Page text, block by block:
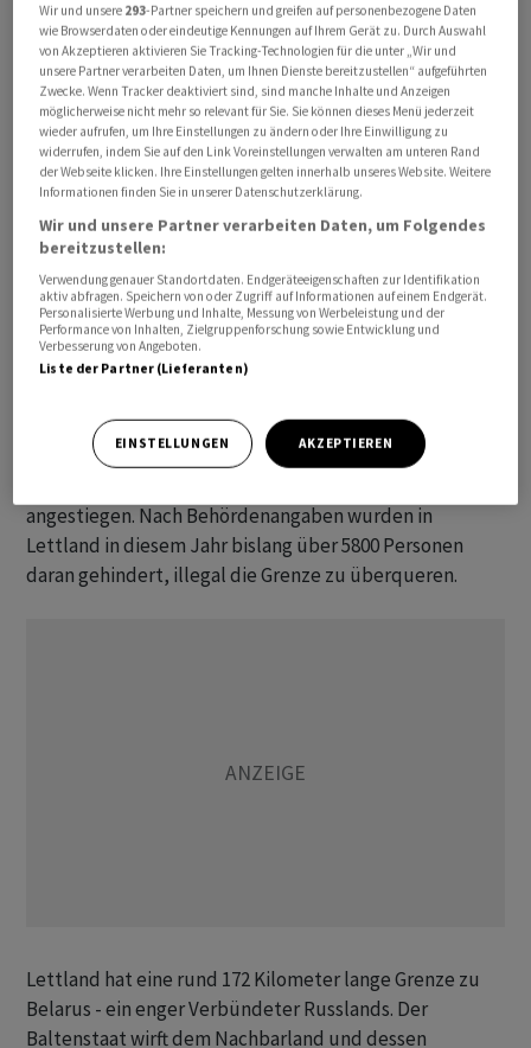
Lettlands Grenzschutz hatte am Dienstag zusätzlich
Einsatzkräfte mobilisiert, um der "rapide zunehmenden
hybriden Bedrohung" an der Grenze Rechnung zu
tragen. Auch forderte die Behörde Unterstützung von
den Streitkräften und der Polizei an.
Verteidigungsministerin Inara Murniece wies die Armee
daraufhin an, zusätzliche Kräfte an die Grenze zu
entsenden.
Innenminister Maris Kucinskis bezeichnete den
verstärkten Schutz der Grenze im lettischen Radio als
Grenzschutz entwickelten Algorithmen getroffen
worden sei. So sei die Zahl von Migranten, die über das
angestiegen. Nach Behördenangaben wurden in
Lettland in diesem Jahr bislang über 5800 Personen
daran gehindert, illegal die Grenze zu überqueren.
Lettland hat eine rund 172 Kilometer lange Grenze zu
Belarus - ein enger Verbündeter Russlands. Der
Baltenstaat wirft dem Nachbarland und dessen
Wir und unsere 293-Partner speichern und greifen auf personenbezogene Daten
wie Browserdaten oder eindeutige Kennungen auf Ihrem Gerät zu. Durch Auswahl
von Akzeptieren aktivieren Sie Tracking-Technologien für die unter „Wir und
unsere Partner verarbeiten Daten, um Ihnen Dienste bereitzustellen“ aufgeführten
Zwecke. Wenn Tracker deaktiviert sind, sind manche Inhalte und Anzeigen
möglicherweise nicht mehr so relevant für Sie. Sie können dieses Menü jederzeit
wieder aufrufen, um Ihre Einstellungen zu ändern oder Ihre Einwilligung zu
widerrufen, indem Sie auf den Link Voreinstellungen verwalten am unteren Rand
der Webseite klicken. Ihre Einstellungen gelten innerhalb unseres Website. Weitere
Informationen finden Sie in unserer Datenschutzerklärung.
Wir und unsere Partner verarbeiten Daten, um Folgendes
bereitzustellen:
Verwendung genauer Standortdaten. Endgeräteeigenschaften zur Identifikation
aktiv abfragen. Speichern von oder Zugriff auf Informationen auf einem Endgerät.
Personalisierte Werbung und Inhalte, Messung von Werbeleistung und der
Performance von Inhalten, Zielgruppenforschung sowie Entwicklung und
Verbesserung von Angeboten.
Liste der Partner (Lieferanten)
EINSTELLUNGEN AKZEPTIEREN